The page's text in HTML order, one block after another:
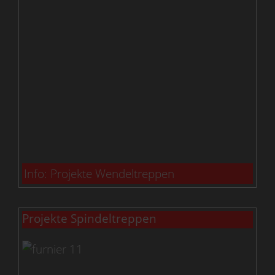
Info: Projekte Wendeltreppen
Projekte Spindeltreppen